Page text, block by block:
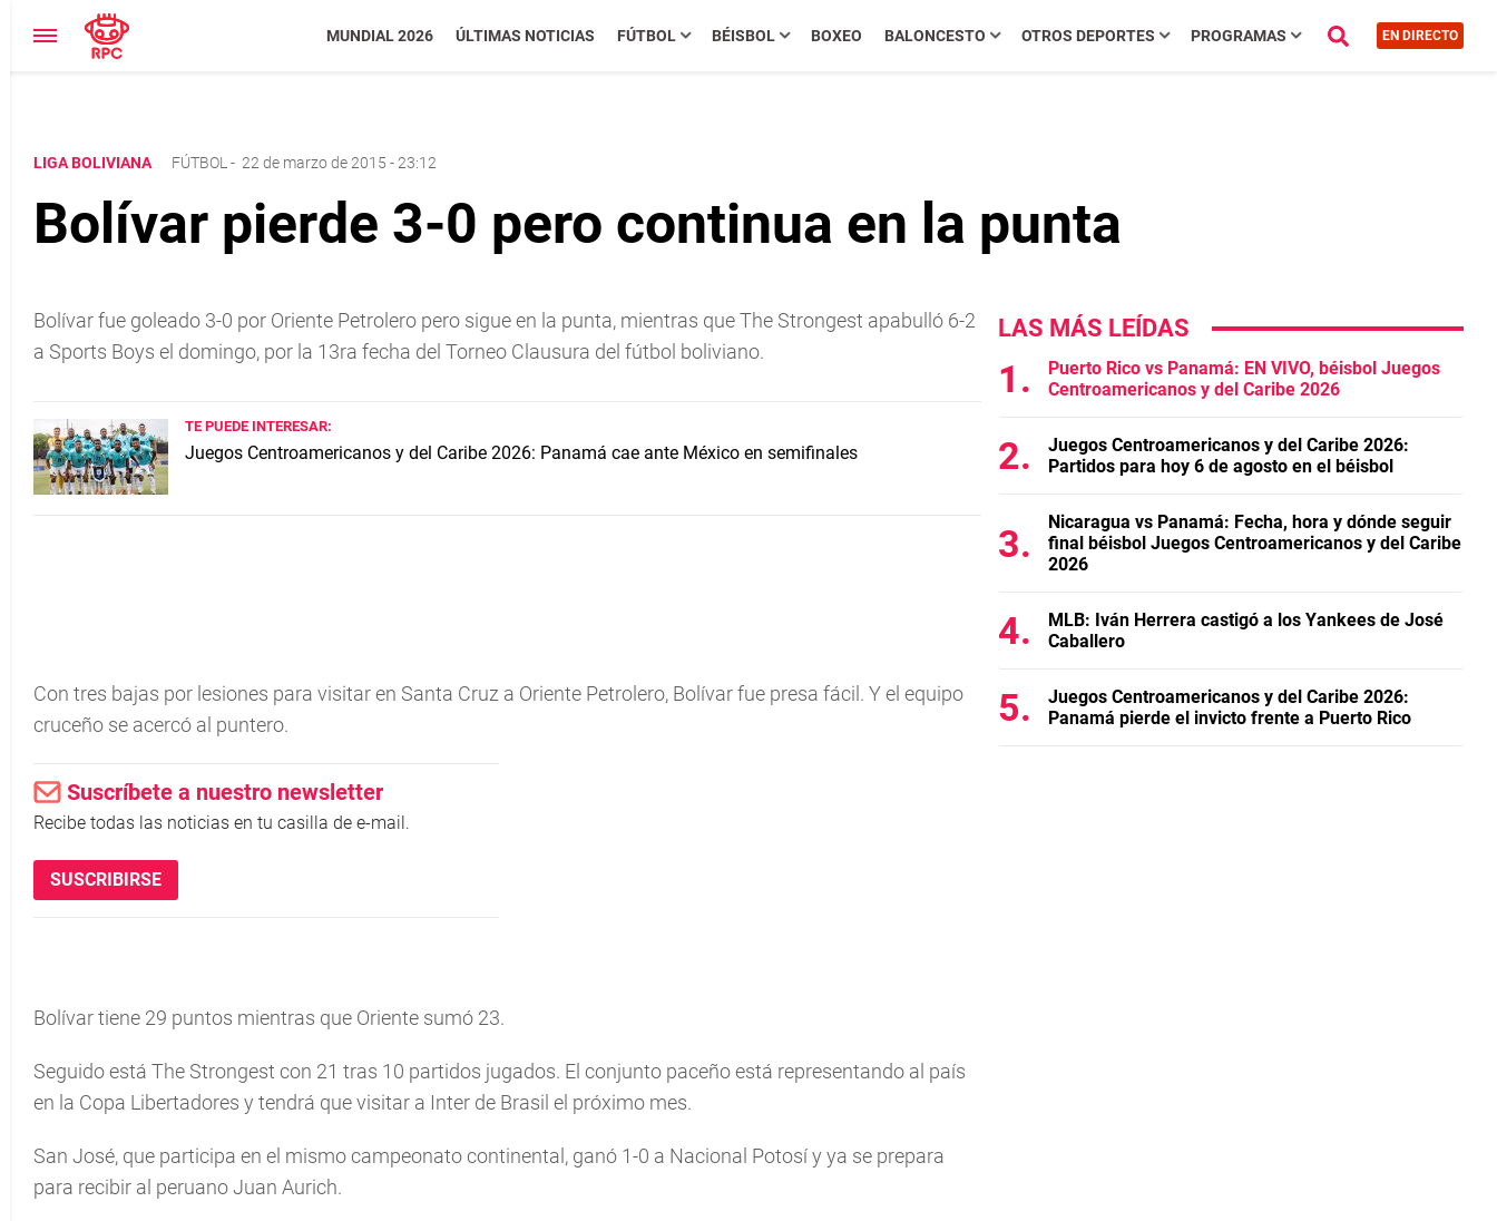
MUNDIAL 2026 ÚLTIMAS NOTICIAS FÚTBOL BÉISBOL BOXEO BALONCESTO OTROS DEPORTES PROGRAMAS EN DIRECTO
LIGA BOLIVIANA FÚTBOL - 22 de marzo de 2015 - 23:12
Bolívar pierde 3-0 pero continua en la punta
Bolívar fue goleado 3-0 por Oriente Petrolero pero sigue en la punta, mientras que The Strongest apabulló 6-2
a Sports Boys el domingo, por la 13ra fecha del Torneo Clausura del fútbol boliviano.
TE PUEDE INTERESAR:
Juegos Centroamericanos y del Caribe 2026: Panamá cae ante México en semifinales
Con tres bajas por lesiones para visitar en Santa Cruz a Oriente Petrolero, Bolívar fue presa fácil. Y el equipo
cruceño se acercó al puntero.
Suscríbete a nuestro newsletter
Recibe todas las noticias en tu casilla de e-mail.
SUSCRIBIRSE
Bolívar tiene 29 puntos mientras que Oriente sumó 23.
Seguido está The Strongest con 21 tras 10 partidos jugados. El conjunto paceño está representando al país
en la Copa Libertadores y tendrá que visitar a Inter de Brasil el próximo mes.
San José, que participa en el mismo campeonato continental, ganó 1-0 a Nacional Potosí y ya se prepara
para recibir al peruano Juan Aurich.
LAS MÁS LEÍDAS
Puerto Rico vs Panamá: EN VIVO, béisbol Juegos
Centroamericanos y del Caribe 2026
Juegos Centroamericanos y del Caribe 2026:
Partidos para hoy 6 de agosto en el béisbol
Nicaragua vs Panamá: Fecha, hora y dónde seguir
final béisbol Juegos Centroamericanos y del Caribe
2026
MLB: Iván Herrera castigó a los Yankees de José
Caballero
Juegos Centroamericanos y del Caribe 2026:
Panamá pierde el invicto frente a Puerto Rico